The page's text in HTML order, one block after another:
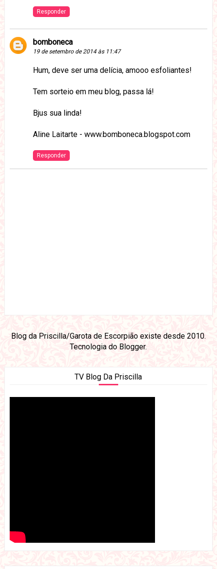
Responder
bomboneca
19 de setembro de 2014 às 11:47
Hum, deve ser uma delícia, amooo esfoliantes!
Tem sorteio em meu blog, passa lá!
Bjus sua linda!
Aline Laitarte - www.bomboneca.blogspot.com
Responder
Blog da Priscilla/Garota de Escorpião existe desde 2010.
Tecnologia do Blogger.
TV Blog Da Priscilla